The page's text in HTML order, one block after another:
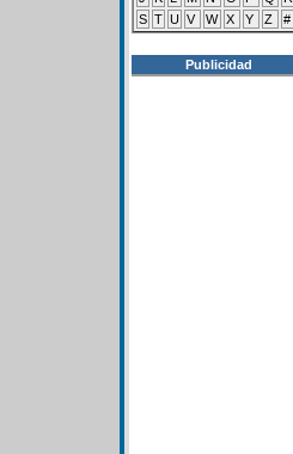
S T U V W X Y Z #
Publicidad